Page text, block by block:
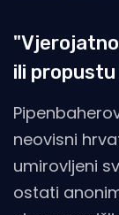
ili
neovisni
umirovljeni
ostati